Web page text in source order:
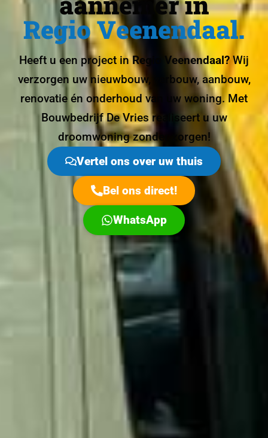
Regio Veenendaal.
Heeft u een project inRegio Veenendaal?Wij
verzorgen uw nieuwbouw, verbouw, aanbouw,
renovatie én onderhoud van uw woning. Met
Bouwbedrijf De Vries realiseert u uw
droomwoning zonder zorgen!
Vertel ons over uw thuis
Bel ons direct!
WhatsApp